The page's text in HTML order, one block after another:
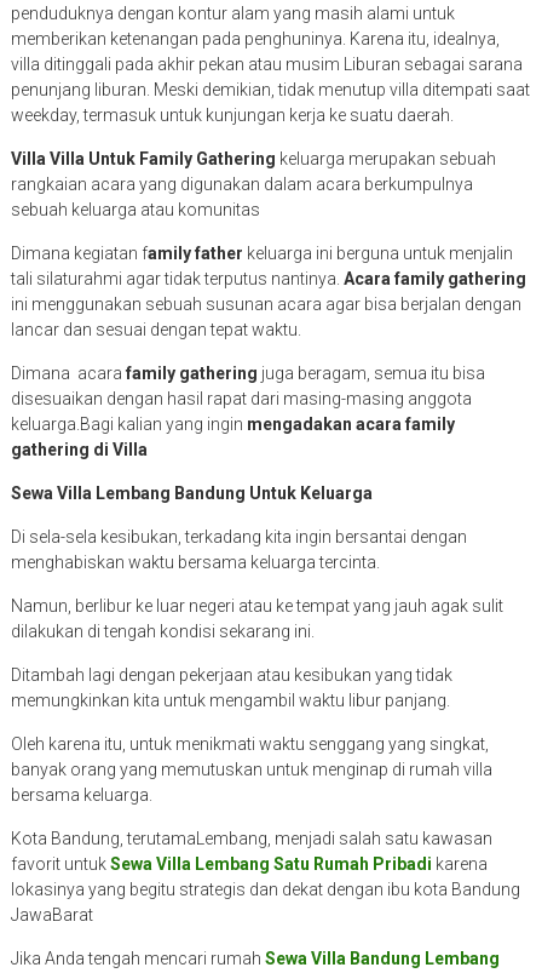
penduduknya dengan kontur alam yang masih alami untuk
memberikan ketenangan pada penghuninya. Karena itu, idealnya,
villa ditinggali pada akhir pekan atau musim Liburan sebagai sarana
penunjang liburan. Meski demikian, tidak menutup villa ditempati saat
weekday, termasuk untuk kunjungan kerja ke suatu daerah.
Villa Villa Untuk Family Gathering keluarga merupakan sebuah
rangkaian acara yang digunakan dalam acara berkumpulnya
sebuah keluarga atau komunitas
Dimana kegiatan family father keluarga ini berguna untuk menjalin
tali silaturahmi agar tidak terputus nantinya. Acara family gathering
ini menggunakan sebuah susunan acara agar bisa berjalan dengan
lancar dan sesuai dengan tepat waktu.
Dimana acara family gathering juga beragam, semua itu bisa
disesuaikan dengan hasil rapat dari masing-masing anggota
keluarga.Bagi kalian yang ingin mengadakan acara family
gathering di Villa
Sewa Villa Lembang Bandung Untuk Keluarga
Di sela-sela kesibukan, terkadang kita ingin bersantai dengan
menghabiskan waktu bersama keluarga tercinta.
Namun, berlibur ke luar negeri atau ke tempat yang jauh agak sulit
dilakukan di tengah kondisi sekarang ini.
Ditambah lagi dengan pekerjaan atau kesibukan yang tidak
memungkinkan kita untuk mengambil waktu libur panjang.
Oleh karena itu, untuk menikmati waktu senggang yang singkat,
banyak orang yang memutuskan untuk menginap di rumah villa
bersama keluarga.
Kota Bandung, terutamaLembang, menjadi salah satu kawasan
favorit untukSewa Villa Lembang Satu Rumah Pribadi karena
lokasinya yang begitu strategis dan dekat dengan ibu kota Bandung
JawaBarat
Jika Anda tengah mencari rumah Sewa Villa Bandung Lembang